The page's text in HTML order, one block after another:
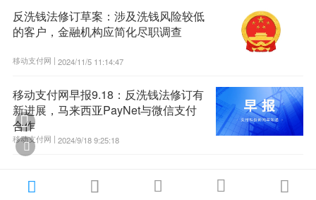
反洗钱法修订草案：涉及洗钱风险较低
的客户，金融机构应简化尽职调查
移动支付网 | 2024/11/5 11:14:47
移动支付网早报9.18：反洗钱法修订有
新进展，马来西亚PayNet与微信支付
合作
移动支付网 | 2024/9/18 9:25:18
    

